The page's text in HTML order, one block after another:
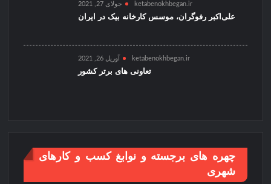
ketabenokhbegan.ir جولای 27, 2021
علی‌اکبر رفوگران، موسس کارخانه بیک در ایران
ketabenokhbegan.ir آوریل 26, 2021
تعاونی های برتر کشور
چهره های برجسته و نوابغ کسب و کارهای
شهری